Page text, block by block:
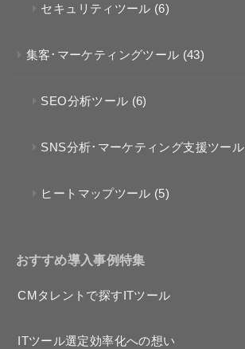
セキュリティツール (6)
集客･マーケティングツール (43)
SEO分析ツール (6)
SNS分析･マーケティング支援ツール
ヒートマップツール (5)
おすすめ導入事例特集
CMタレントで探すITツール
ITツール選定効率化への想い